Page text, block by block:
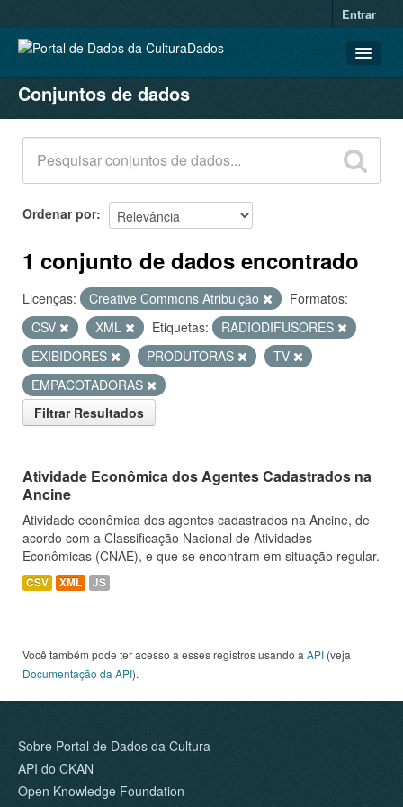
Entrar
CONJUNTOS DE DADOS
ORGANIZAÇÕES
GRUPOS
SOBRE
Conjuntos de dados
Ordenar por
1 conjunto de dados encontrado
Licenças: Creative Commons Atribuição
Formatos:
CSV
XML Etiquetas:
RADIODIFUSORES
EXIBIDORES
PRODUTORAS
TV
EMPACOTADORAS
Filtrar Resultados
Atividade Econômica dos Agentes Cadastrados na
Ancine
Atividade econômica dos agentes cadastrados na Ancine, de
acordo com a Classificação Nacional de Atividades
Econômicas (CNAE), e que se encontram em situação regular.
CSV XML JS
Você também pode ter acesso a esses registros usando a API (veja
Documentação da API).
Sobre Portal de Dados da Cultura
API do CKAN
Open Knowledge Foundation